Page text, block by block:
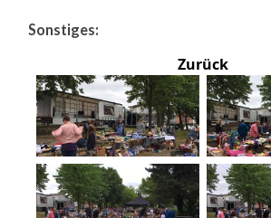
Sonstiges:
Zurück